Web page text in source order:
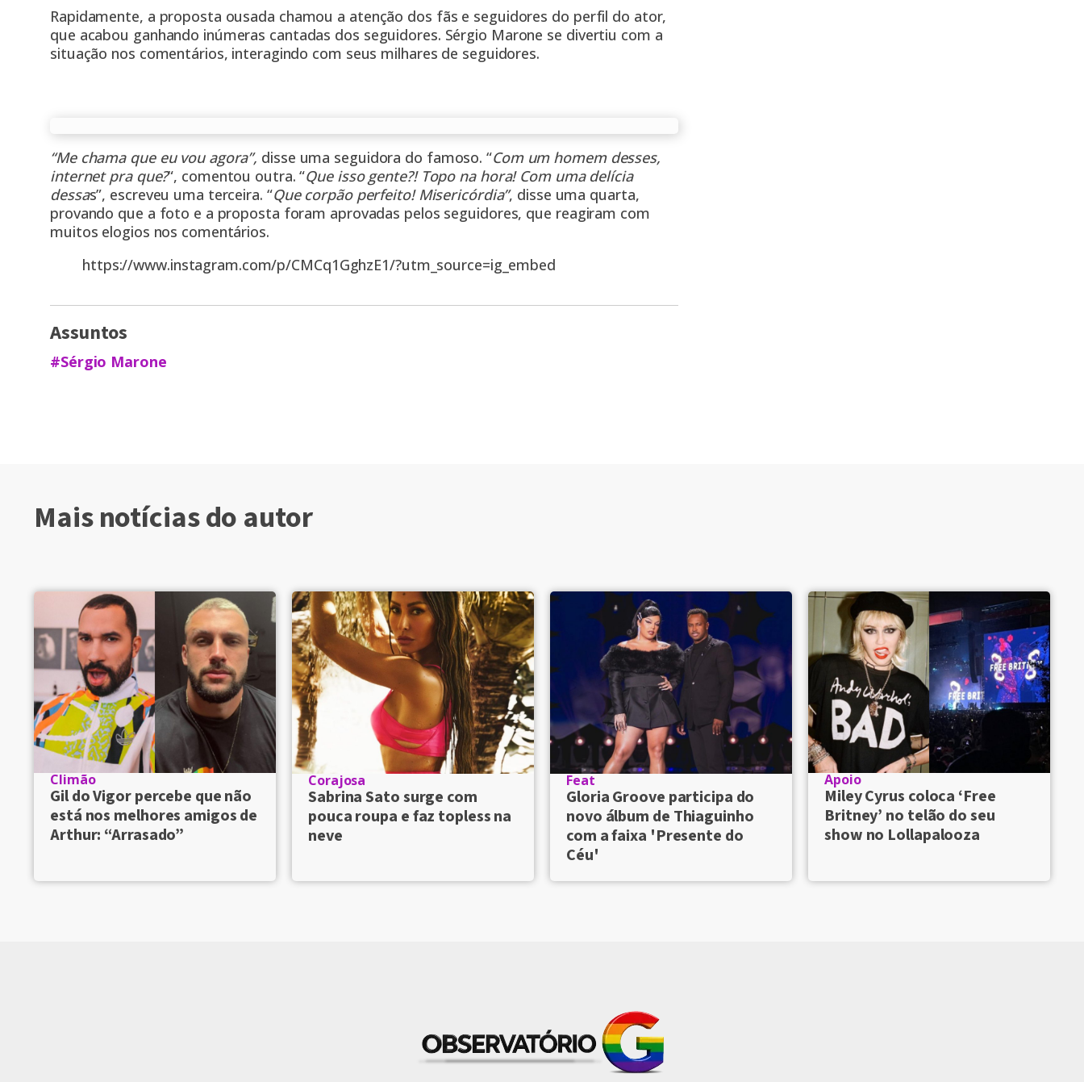
Rapidamente, a proposta ousada chamou a atenção dos fãs e seguidores do perfil do ator,
que acabou ganhando inúmeras cantadas dos seguidores. Sérgio Marone se divertiu com a
situação nos comentários, interagindo com seus milhares de seguidores.
“Me chama que eu vou agora”, disse uma seguidora do famoso. “Com um homem desses,
internet pra que?“, comentou outra. “Que isso gente?! Topo na hora! Com uma delícia
dessas”, escreveu uma terceira. “Que corpão perfeito! Misericórdia”, disse uma quarta,
provando que a foto e a proposta foram aprovadas pelos seguidores, que reagiram com
muitos elogios nos comentários.
https://www.instagram.com/p/CMCq1GghzE1/?utm_source=ig_embed
Assuntos
#Sérgio Marone
Mais notícias do autor
Climão
Gil do Vigor percebe que não
está nos melhores amigos de
Arthur: “Arrasado”
Corajosa
Sabrina Sato surge com
pouca roupa e faz topless na
neve
Feat
Gloria Groove participa do
novo álbum de Thiaguinho
com a faixa 'Presente do
Céu'
Apoio
Miley Cyrus coloca ‘Free
Britney’ no telão do seu
show no Lollapalooza